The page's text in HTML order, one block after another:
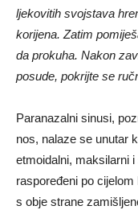
ljekovitih svojstava
korijena. Zatim
da prokuha. Nakon
posude, pokrijte se
Paranazalni sinusi,
nos, nalaze se unutar
etmoidalni, maksilarni
raspoređeni po
s obje strane